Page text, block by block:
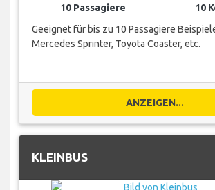
10 Passagiere
10
Geeignet für bis zu 10 Passagiere
Mercedes Sprinter, Toyota Coaster, etc.
ANZEIGEN...
KLEINBUS